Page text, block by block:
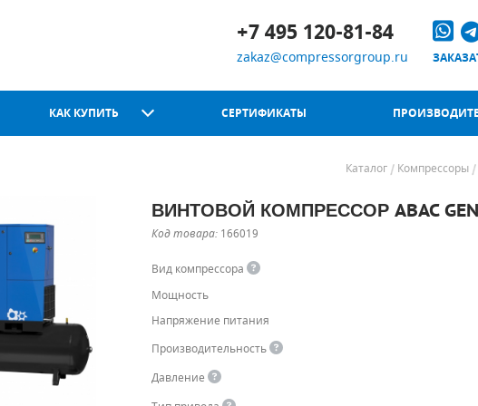
+7 495 120-81-84
zakaz@compressorgroup.ru
КАК КУПИТЬ СЕРТИФИКАТЫ
Каталог Компрессоры
ВИНТОВОЙ КОМПРЕССОР ABAC
Код товара: 166019
Вид компрессора
Мощность
Напряжение питания
Производительность
Давление